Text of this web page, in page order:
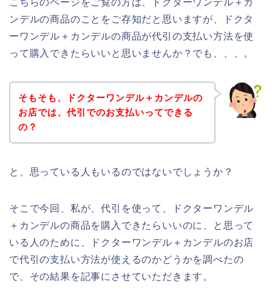
こちらのページをご覧の方は、ドクターワンデル＋カ
ンデルの商品のことをご存知だと思いますが、ドクタ
ーワンデル＋カンデルの商品が代引の支払い方法を使
って購入できたらいいと思いませんか？でも、、、。
そもそも、ドクターワンデル＋カンデルの
お店では、代引でのお支払いってできる
の？
と、思っている人もいるのではないでしょうか？
そこで今回、私が、代引を使って、ドクターワンデル
＋カンデルの商品を購入できたらいいのに、と思って
いる人のために、ドクターワンデル＋カンデルのお店
で代引の支払い方法が使えるのかどうかを調べたの
で、その結果を記事にさせていただきます。